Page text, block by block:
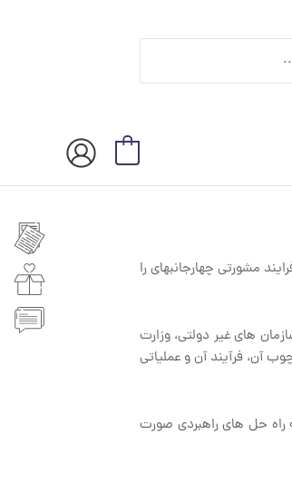
مشورتی چهارجانبه‏ای را
های غیر دولتی، وزارت
آن، فرآیند آن و عملیاتی
راه حل های راهبردی صورت